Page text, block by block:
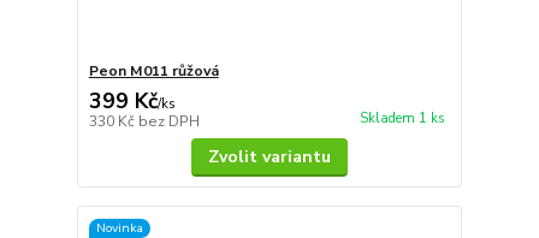
Peon M011 růžová
399 Kč/ks
330 Kč bez DPH Skladem 1 ks
Zvolit variantu
Novinka